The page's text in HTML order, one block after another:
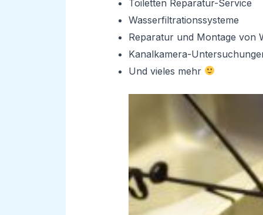
Toiletten Reparatur-Service
Wasserfiltrationssysteme
Reparatur und Montage von
Kanalkamera-
Und vieles mehr